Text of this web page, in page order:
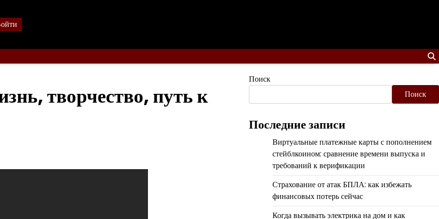
творчество, путь к
Поиск
Поиск
Последние записи
Виртуальные платежные карты с пополнением
стейблкоином: сравнение времени выпуска и
требований к верификации
Страхование от атак БПЛА: как избежать
финансовых потерь сейчас
Когда вызывать электрика на дом и как